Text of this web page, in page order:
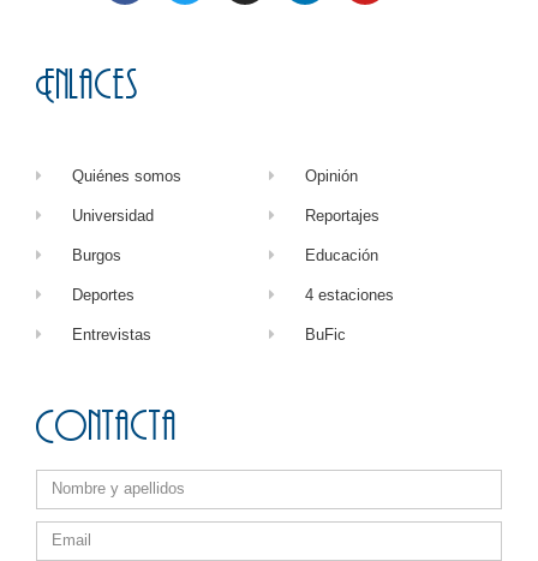
Enlaces
Quiénes somos
Universidad
Burgos
Deportes
Entrevistas
Opinión
Reportajes
Educación
4 estaciones
BuFic
Contacta